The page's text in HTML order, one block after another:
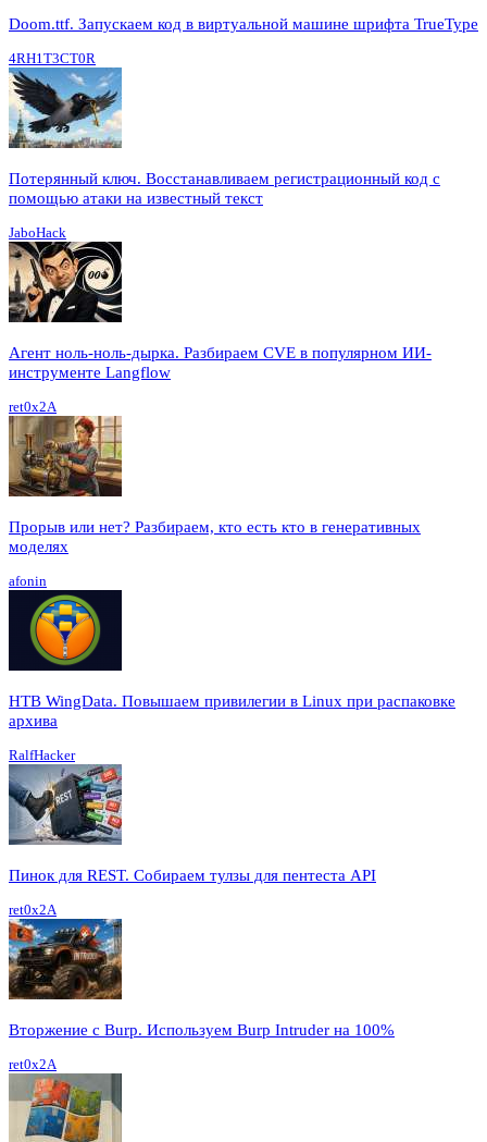
Doom.ttf. Запускаем код в виртуальной машине шрифта TrueType
4RH1T3CT0R
Потерянный ключ. Восстанавливаем регистрационный код с
помощью атаки на известный текст
JaboHack
Агент ноль-ноль-дырка. Разбираем CVE в популярном ИИ-
инструменте Langflow
ret0x2A
Прорыв или нет? Разбираем, кто есть кто в генеративных
моделях
afonin
HTB WingData. Повышаем привилегии в Linux при распаковке
архива
RalfHacker
Пинок для REST. Собираем тулзы для пентеста API
ret0x2A
Вторжение с Burp. Используем Burp Intruder на 100%
ret0x2A